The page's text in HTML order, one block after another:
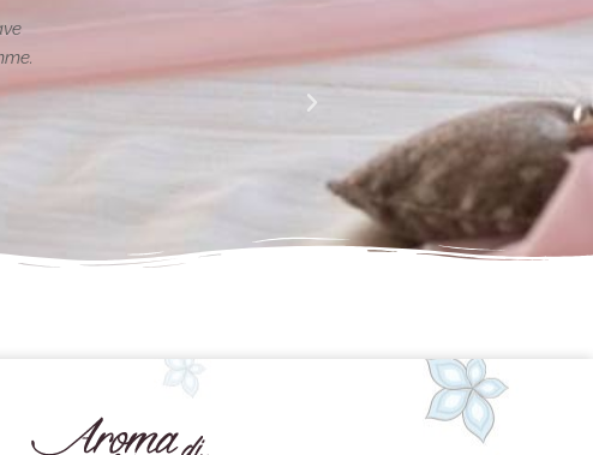
La perfezione e l' armonia che è palese nei tuoi
Complimenti davvero!!!!
Giusy Rizzo
da Facebook